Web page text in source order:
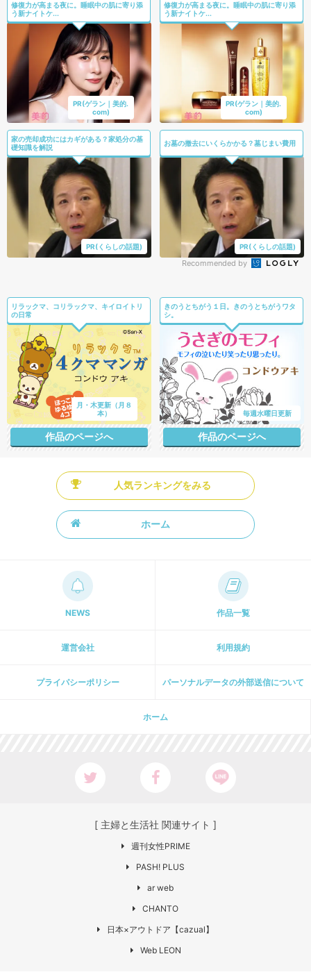
修復力が高まる夜に。睡眠中の肌に寄り添
う新ナイトケ...
PR(ゲラン｜美的.
com)
修復力が高まる夜に。睡眠中の肌に寄り添
う新ナイトケ...
PR(ゲラン｜美的.
com)
家の売却成功にはカギがある？家処分の基
礎知識を解説
PR(くらしの話題)
お墓の撤去にいくらかかる？墓じまい費用
PR(くらしの話題)
Recommended by
リラックマ、コリラックマ、キイロイトリ
の日常
月・木更新（月８
本）
作品のページへ
きのうとちがう１日。きのうとちがうワタ
シ。
毎週水曜日更新
作品のページへ
人気ランキングをみる
ホーム
NEWS 作品一覧
運営会社 利用規約
プライパシーポリシー パーソナルデータの外部送信について
ホーム
[ 主婦と生活社 関連サイト ]
週刊女性PRIME
PASH! PLUS
ar web
CHANTO
日本×アウトドア【cazual】
Web LEON